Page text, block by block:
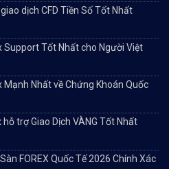
dịch CFD Tiền Số Tốt Nhất
Support Tốt Nhất cho Người Việt
Mạnh Nhất về Chứng Khoán Quốc
trợ Giao Dịch VÀNG Tốt Nhất
FOREX Quốc Tế 2026 Chính Xác